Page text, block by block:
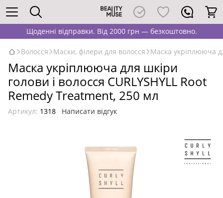
Щоденні відправки. Від 2000 грн — безкоштовно.
Волосся Маски, філери для волосся Маска укріплююча
Маска укріплююча для шкіри
голови і волосся CURLYSHYLL Root
Remedy Treatment, 250 мл
Артикул: 1318 Написати відгук